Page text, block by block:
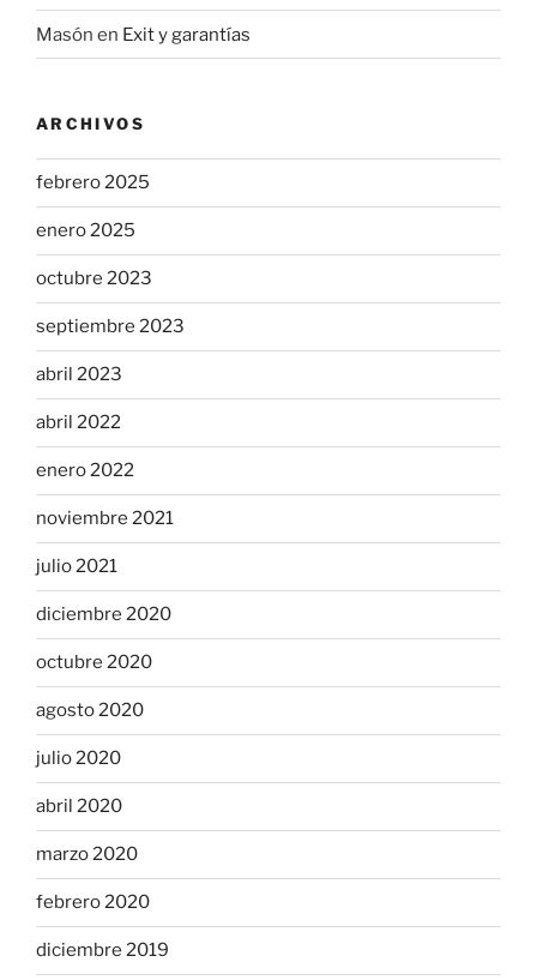
Masón en Exit y garantías
ARCHIVOS
febrero 2025
enero 2025
octubre 2023
septiembre 2023
abril 2023
abril 2022
enero 2022
noviembre 2021
julio 2021
diciembre 2020
octubre 2020
agosto 2020
julio 2020
abril 2020
marzo 2020
febrero 2020
diciembre 2019